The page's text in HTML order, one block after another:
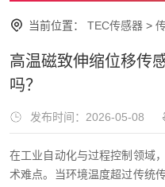
当前位置： TEC传感器 >
高温磁致伸缩位移传
吗？
发布时间：2026-05-08
在工业自动化与过程控制领域
术难点。当环境温度超过传统